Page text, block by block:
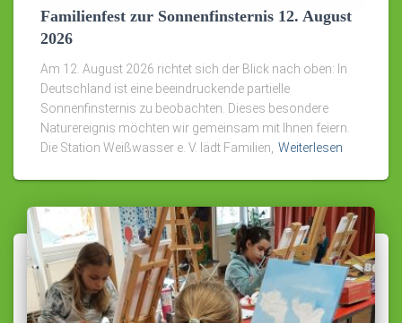
Familienfest zur Sonnenfinsternis 12. August
2026
Am 12. August 2026 richtet sich der Blick nach oben: In
Deutschland ist eine beeindruckende partielle
Sonnenfinsternis zu beobachten. Dieses besondere
Naturereignis möchten wir gemeinsam mit Ihnen feiern.
Die Station Weißwasser e. V. lädt Familien, Weiterlesen